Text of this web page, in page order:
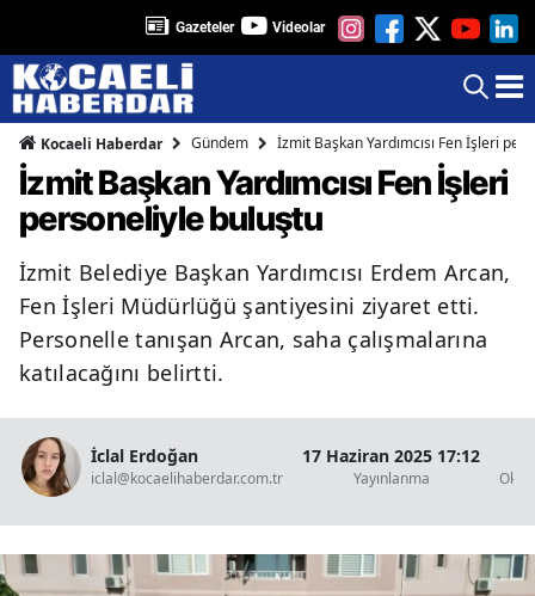
Gazeteler Videolar
Kocaeli Haberdar Gündem İzmit Başkan Yardımcısı Fen İşleri
İzmit Başkan Yardımcısı Fen İşleri
personeliyle buluştu
İzmit Belediye Başkan Yardımcısı Erdem Arcan,
Fen İşleri Müdürlüğü şantiyesini ziyaret etti.
Personelle tanışan Arcan, saha çalışmalarına
katılacağını belirtti.
İclal Erdoğan
iclal@kocaelihaberdar.com.tr
17 Haziran 2025 17:12
Yayınlanma